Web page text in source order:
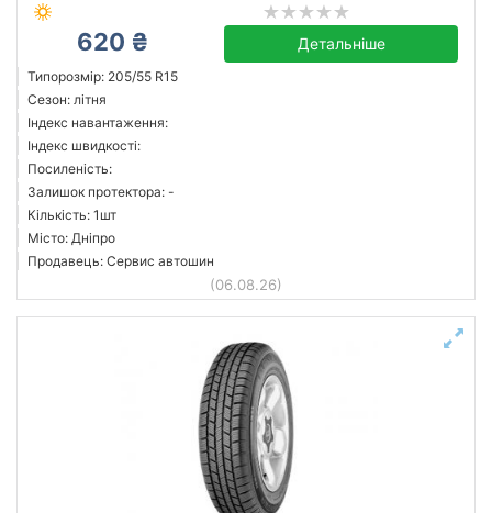
620 ₴ Детальніше
Типорозмір: 205/55 R15
Сезон: літня
Індекс навантаження:
Індекс швидкості:
Посиленість:
Залишок протектора: -
Кількість: 1шт
Місто: Дніпро
Продавець: Сервис автошин
(06.08.26)